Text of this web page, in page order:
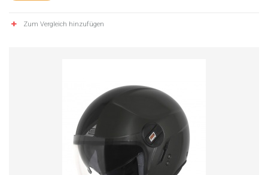
Zum Vergleich hinzufügen